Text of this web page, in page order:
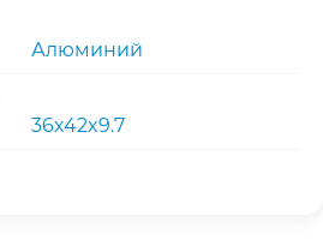
Алюминий
36x42x9.7